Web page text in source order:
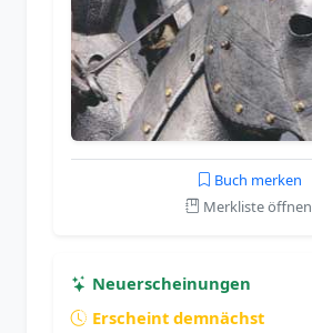
Buch merken
Merkliste öffnen
Neuerscheinungen
Erscheint demnächst